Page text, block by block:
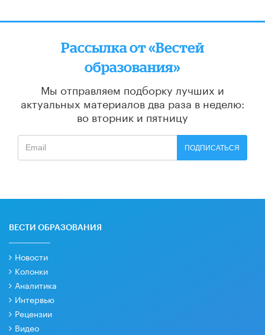
Рассылка от «Вестей
образования»
Мы отправляем подборку лучших и
актуальных материалов два раза в неделю:
во вторник и пятницу
ПОДПИСАТЬСЯ
ВЕСТИ ОБРАЗОВАНИЯ
Новости
Колонки
Аналитика
Интервью
Рецензии
Видео